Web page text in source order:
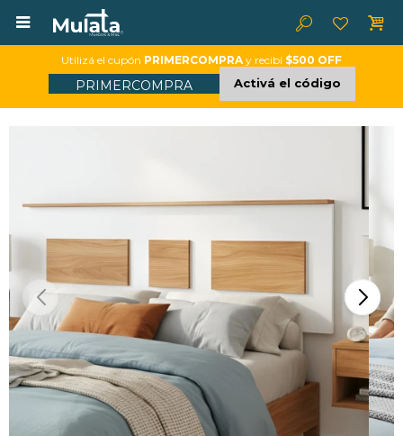

Utilizá el cupón PRIMERCOMPRA y recibí $500 OFF
PRIMERCOMPRA Activá el código